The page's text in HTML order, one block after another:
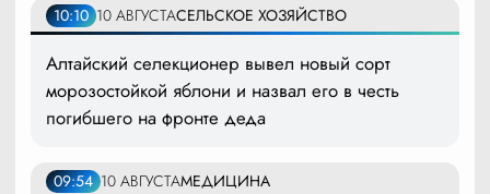
10:10 10 АВГУСТАСЕЛЬСКОЕ ХОЗЯЙСТВО
Алтайский селекционер вывел новый сорт
морозостойкой яблони и назвал его в честь
погибшего на фронте деда
09:54 10 АВГУСТАМЕДИЦИНА